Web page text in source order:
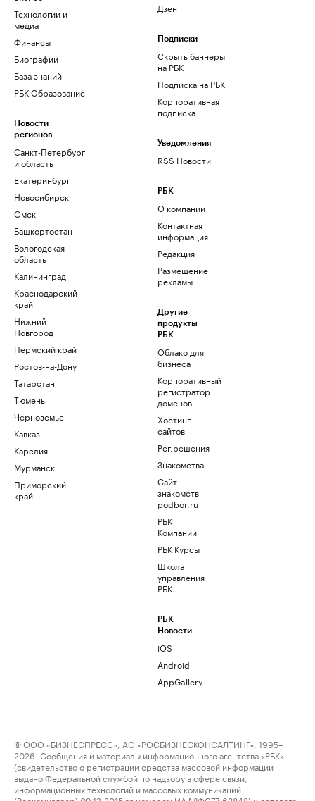
Технологии и
медиа
Финансы
Биографии
База знаний
РБК Образование
Новости
регионов
Санкт-Петербург
и область
Екатеринбург
Новосибирск
Омск
Башкортостан
Вологодская
область
Калининград
Краснодарский
край
Нижний
Новгород
Пермский край
Ростов-на-Дону
Татарстан
Тюмень
Черноземье
Кавказ
Карелия
Мурманск
Приморский
край
Дзен
Подписки
Скрыть баннеры
на РБК
Подписка на РБК
Корпоративная
подписка
Уведомления
RSS Новости
РБК
О компании
Контактная
информация
Редакция
Размещение
рекламы
Другие
продукты
РБК
Облако для
бизнеса
Корпоративный
регистратор
доменов
Хостинг
сайтов
Рег.решения
Знакомства
Сайт
знакомств
podbor.ru
РБК
Компании
РБК Курсы
Школа
управления
РБК
РБК
Новости
iOS
Android
AppGallery
© ООО «БИЗНЕСПРЕСС», АО «РОСБИЗНЕСКОНСАЛТИНГ», 1995–
2026. Сообщения и материалы информационного агентства «РБК»
(свидетельство о регистрации средства массовой информации
выдано Федеральной службой по надзору в сфере связи,
информационных технологий и массовых коммуникаций